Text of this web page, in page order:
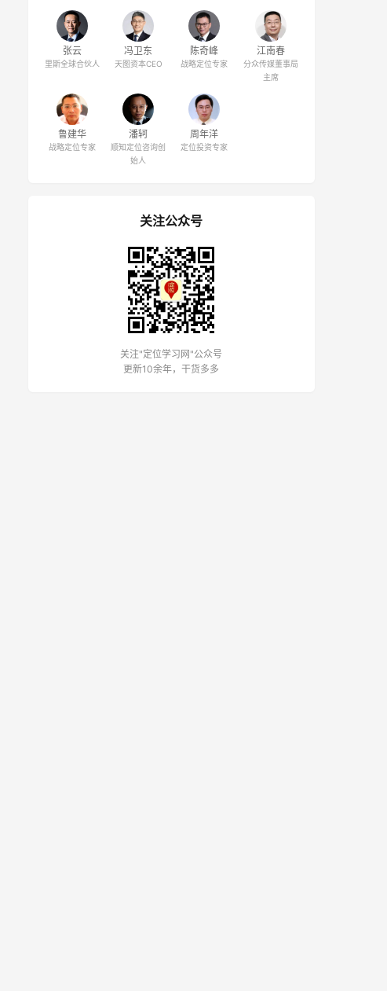
张云
里斯全球合伙人
冯卫东
天图资本CEO
陈奇峰
战略定位专家
江南春
分众传媒董事局
主席
鲁建华
战略定位专家
潘轲
顺知定位咨询创
始人
周年洋
定位投资专家
关注公众号
关注"定位学习网"公众号
更新10余年，干货多多